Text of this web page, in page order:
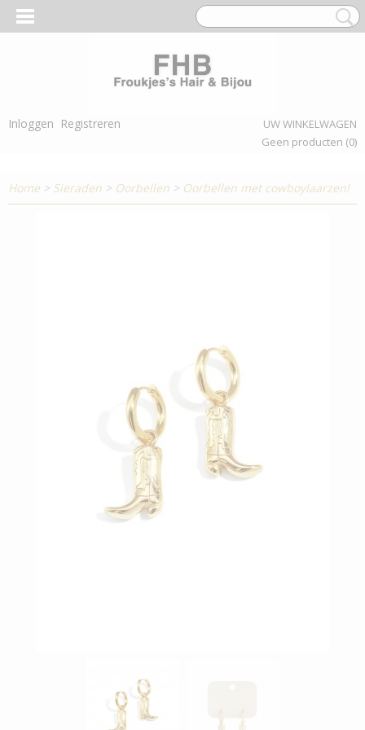
Inloggen Registreren
UW WINKELWAGEN
Geen producten (0)
Home > Sieraden > Oorbellen > Oorbellen met cowboylaarzen!